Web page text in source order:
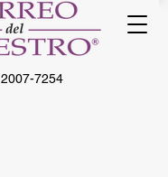
2007-7254